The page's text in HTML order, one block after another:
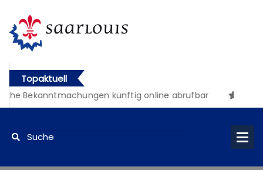
Topaktuell
Bekanntmachungen künftig online abrufbar